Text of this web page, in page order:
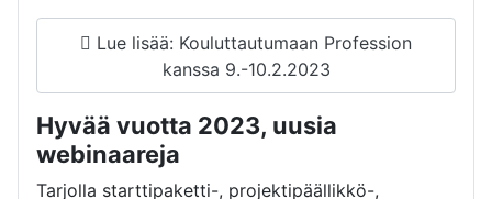
Lue lisää: Kouluttautumaan Profession
kanssa 9.-10.2.2023
Hyvää vuotta 2023, uusia
webinaareja
Tarjolla starttipaketti-, projektipäällikkö-,